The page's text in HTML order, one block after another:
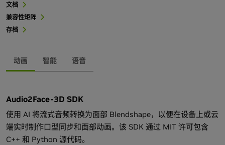
文档
兼容性矩阵
存档
动画 智能 语音
Audio2Face-3D SDK
使用 AI 将流式音频转换为面部 Blendshape，以便在设备上或云
端实时制作口型同步和面部动画。该 SDK 通过 MIT 许可包含
C++ 和 Python 源代码。